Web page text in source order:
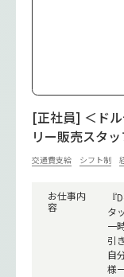
[正社員] ＜ド
リー販売スタ
交通費支給 シフト制
お仕事内
容
タ
一
引
自
様